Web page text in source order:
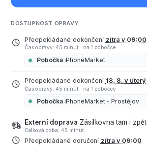
DOSTUPNOST OPRAVY
Předpokládané dokončení zítra v 09:00
Čas opravy: 45 minut · na 1 pobočce
Pobočka iPhoneMarket
Předpokládané dokončení 18. 8. v úterý
Čas opravy: 45 minut · na 1 pobočce
Pobočka iPhoneMarket - Prostějov
Externí doprava Zásilkovna tam i zpět
Celková doba: 45 minut
Předpokládané doručení zítra v 09:00